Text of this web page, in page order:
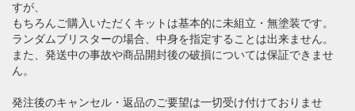
すが、
もちろんご購入いただくキットは基本的に未組立・無塗装です。
ランダムブリスターの場合、中身を指定することは出来ません。
また、発送中の事故や商品開封後の破損については保証できませ
ん。
発注後のキャンセル・返品のご要望は一切受け付けておりませ